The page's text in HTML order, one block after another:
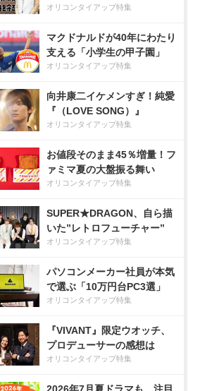
オリコンタイアップ特集
マクドナルドが40年にわたり
支える「小学生の甲子園」
オリコンタイアップ特集
向井康二イケメンすぎ！純愛
『（LOVE SONG）』
オリコンタイアップ特集
お値段そのまま45％増量！フ
ァミマ夏の大盤振る舞い
オリコンタイアップ特集
SUPER★DRAGON、自ら描
いた”レトロフューチャー”
オリコンタイアップ特集
パソコンメーカー社員が本気
で選ぶ「10万円台PC3選」
オリコンタイアップ特集
『VIVANT』限定ウオッチ、
プロデューサーの感想は
オリコンタイアップ特集